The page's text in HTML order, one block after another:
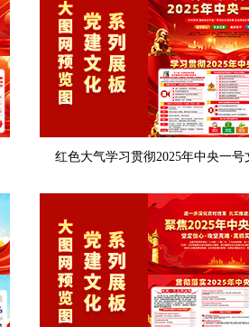
红色大气学习贯彻2025年中央一号